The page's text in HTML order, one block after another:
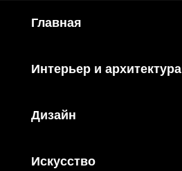
Главная
Интерьер и архитектура
Дизайн
Искусство